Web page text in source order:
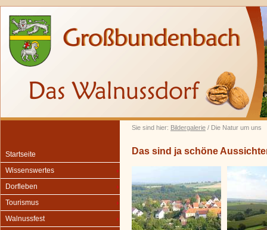
Sie sind hier: Bildergalerie / Die Natur um uns
Startseite
Wissenswertes
Dorfleben
Tourismus
Walnussfest
Das sind ja schöne